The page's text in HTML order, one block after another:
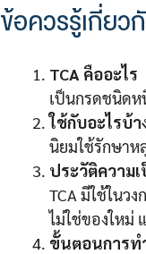
ข้อควรรู้เกี่ย
TCA คืออะไร
เป็นกรดชนิดห
ใช้กับอะไรบ้า
นิยมใช้รักษาห
ประวัติความ
TCA มีใช้ในว
ไม่ใช่ของใหม่
ขั้นตอนการท